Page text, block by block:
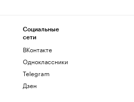
Социальные
сети
ВКонтакте
Одноклассники
Telegram
Дзен